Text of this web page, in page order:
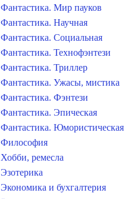
Фантастика. Мир пауков
Фантастика. Научная
Фантастика. Социальная
Фантастика. Технофэнтези
Фантастика. Триллер
Фантастика. Ужасы, мистика
Фантастика. Фэнтези
Фантастика. Эпическая
Фантастика. Юмористическая
Философия
Хобби, ремесла
Эзотерика
Экономика и бухгалтерия